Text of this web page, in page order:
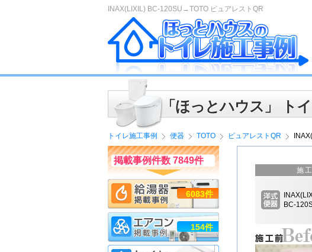
INAX(LIXIL) BC-120SU→TOTO ピュアレストQR
「ほっとハウス」 ト
トイレ施工事例 便器 TOTO ピュアレストQR
施
BC-
掲載事例件数 7849件
6083件
154件